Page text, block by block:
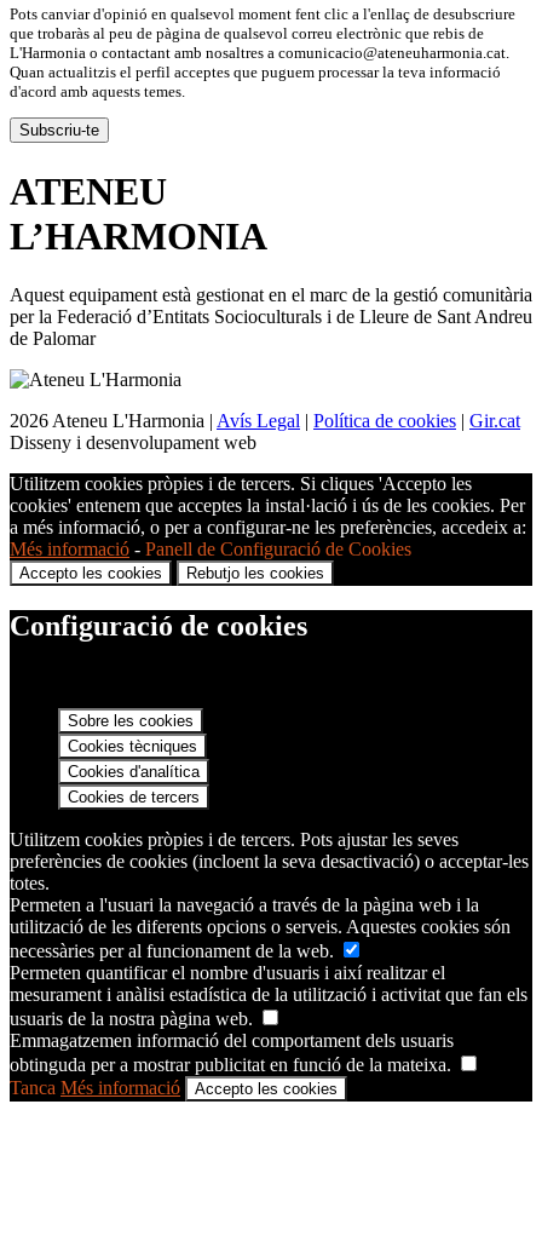
Pots canviar d'opinió en qualsevol moment fent clic a l'enllaç de desubscriure
que trobaràs al peu de pàgina de qualsevol correu electrònic que rebis de
L'Harmonia o contactant amb nosaltres a comunicacio@ateneuharmonia.cat.
Quan actualitzis el perfil acceptes que puguem processar la teva informació
d'acord amb aquests temes.
ATENEU
L’HARMONIA
Aquest equipament està gestionat en el marc de la gestió comunitària
per la Federació d’Entitats Socioculturals i de Lleure de Sant Andreu
de Palomar
2026 Ateneu L'Harmonia | Avís Legal | Política de cookies | Gir.cat
Disseny i desenvolupament web
Utilitzem cookies pròpies i de tercers. Si cliques 'Accepto les
cookies' entenem que acceptes la instal·lació i ús de les cookies. Per
a més informació, o per a configurar-ne les preferències, accedeix a:
Més informació - Panell de Configuració de Cookies
Accepto les cookies Rebutjo les cookies
Configuració de cookies
Sobre les cookies
Cookies tècniques
Cookies d'analítica
Cookies de tercers
Utilitzem cookies pròpies i de tercers. Pots ajustar les seves
preferències de cookies (incloent la seva desactivació) o acceptar-les
totes.
Permeten a l'usuari la navegació a través de la pàgina web i la
utilització de les diferents opcions o serveis. Aquestes cookies són
necessàries per al funcionament de la web.
Permeten quantificar el nombre d'usuaris i així realitzar el
mesurament i anàlisi estadística de la utilització i activitat que fan els
usuaris de la nostra pàgina web.
Emmagatzemen informació del comportament dels usuaris
obtinguda per a mostrar publicitat en funció de la mateixa.
Tanca Més informació Accepto les cookies